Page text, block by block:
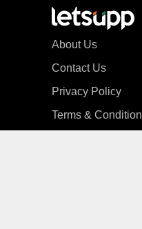
About Us
Contact Us
Privacy Policy
Terms & Condition